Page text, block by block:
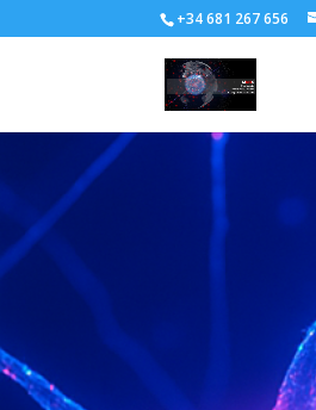
+34 681 267 656